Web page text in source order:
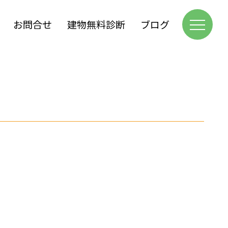
お問合せ 建物無料診断 ブログ